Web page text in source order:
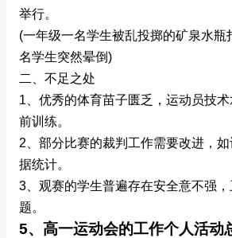
举行。
(一年级一名学生被乱投掷的矿泉水瓶
名学生突然晕倒)
二、不足之处
1、优秀的体育苗子匮乏，运动员技
前训练。
2、部分比赛的裁判工作需要改进，
据统计。
3、观赛的学生普遍存在安全意不强
题。
5、高一运动会的工作个人活动